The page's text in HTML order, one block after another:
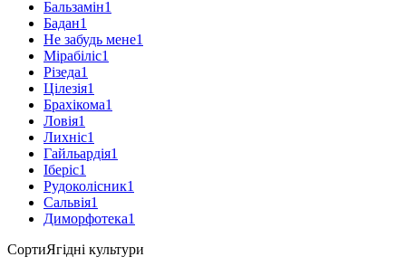
Бальзамін1
Бадан1
Не забудь мене1
Мірабіліс1
Різеда1
Цілезія1
Брахікома1
Ловія1
Лихніс1
Гайльардія1
Іберіс1
Рудоколісник1
Сальвія1
Диморфотека1
СортиЯгідні культури